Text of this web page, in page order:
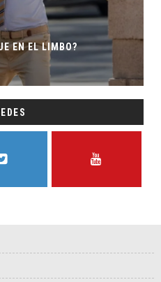
EN EL LIMBO?